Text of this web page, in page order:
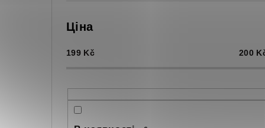
Ціна
199Kč 200